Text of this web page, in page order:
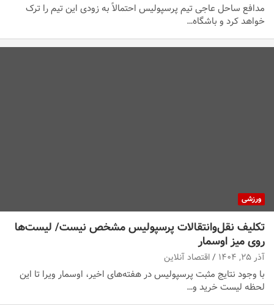
مدافع ساحل عاجی تیم پرسپولیس احتمالاً به زودی این تیم را ترک
خواهد کرد و باشگاه…
ورزشی
تکلیف نقل‌وانتقالات پرسپولیس مشخص نیست/ لیست‌ها
روی میز اوسمار
آذر ۲۵, ۱۴۰۴ اقتصاد آنلاین
با وجود نتایج مثبت پرسپولیس در هفته‌های اخیر، اوسمار ویرا تا این
لحظه لیست خرید و…